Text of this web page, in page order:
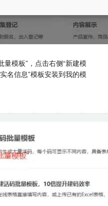
量模板”，点击右侧“新建模
名信息”模板安装到我的模